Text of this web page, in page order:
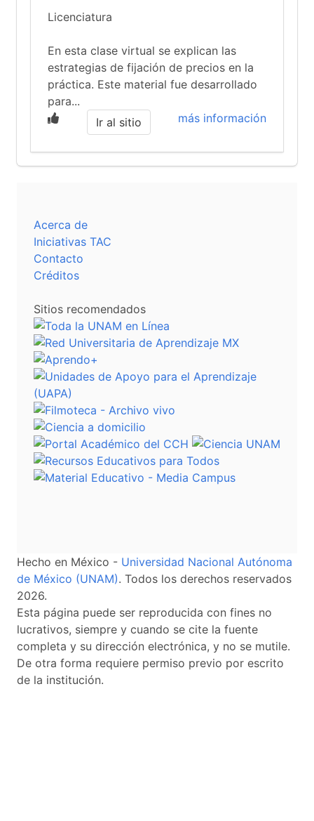
Licenciatura
En esta clase virtual se explican las
estrategias de fijación de precios en la
práctica. Este material fue desarrollado
para...
más información
Ir al sitio
Acerca de
Iniciativas TAC
Contacto
Créditos
Sitios recomendados
Hecho en México - Universidad Nacional Autónoma
de México (UNAM). Todos los derechos reservados
2026.
Esta página puede ser reproducida con fines no
lucrativos, siempre y cuando se cite la fuente
completa y su dirección electrónica, y no se mutile.
De otra forma requiere permiso previo por escrito
de la institución.